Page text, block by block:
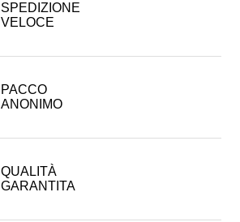
SPEDIZIONE
VELOCE
PACCO
ANONIMO
QUALITÀ
GARANTITA